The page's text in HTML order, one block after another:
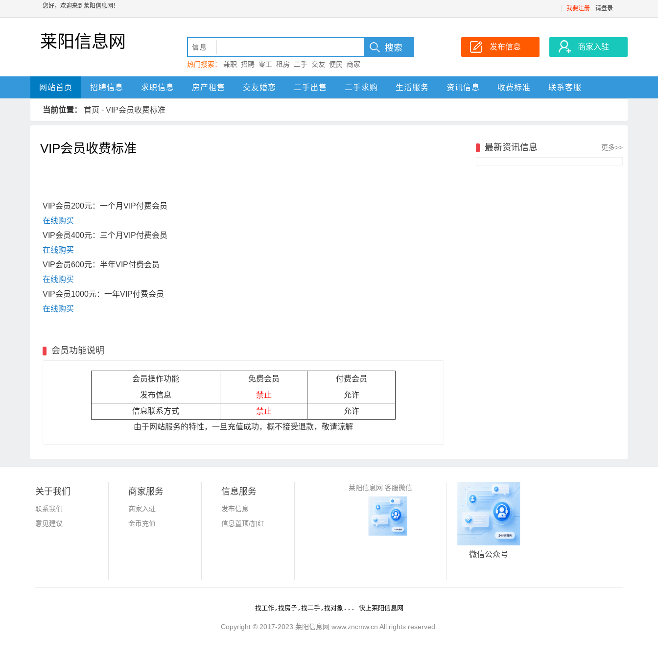
您好，欢迎来到莱阳信息网！ 我要注册 请登录
莱阳信息网 信息
热门搜索： 兼职 招聘 零工 租房 二手 交友 便民
商家
莱阳
发布信息 商家入驻
网站首页 招聘信息 求职信息 房产租售 交友婚恋 二手出售 二手求购 生活服务 资讯信息 收费标准 联系客服
当前位置： 首页 - VIP会员收费标准
VIP会员收费标准
VIP会员200元：一个月VIP付费会员
在线购买
VIP会员400元：三个月VIP付费会员
在线购买
VIP会员600元：半年VIP付费会员
在线购买
VIP会员1000元：一年VIP付费会员
在线购买
会员功能说明
会员操作功能 免费会员
付费会员
发布信息
禁止
允许
信息联系方式
禁止
允许
由于网站服务的特性，一旦充值成功，概不接受退款，敬请谅解
最新资讯信息 更多>>
关于我们
联系我们
意见建议
商家服务
商家入驻
金币充值
信息服务
发布信息
信息置顶/加红
莱阳信息网 客服微信
微信公众号
找工作,找房子,找二手,找对象... 快上莱阳信息网
Copyright © 2017-2023 莱阳信息网 www.zncmw.cn All rights reserved.